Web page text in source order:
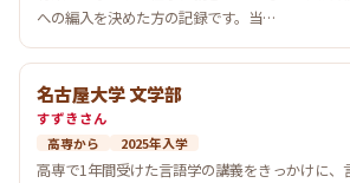
への編入を決めた方の記録です。当…
名古屋大学 文学部
すずきさん
高専から
2025年入学
高専で1年間受けた言語学の講義をきっかけに、